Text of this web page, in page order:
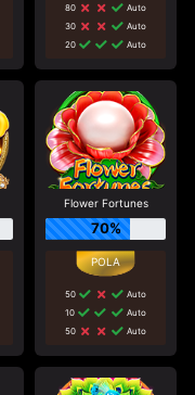
80
Auto
30
Auto
20
Auto
Flower Fortunes
70%
50
Auto
10
Auto
50
Auto